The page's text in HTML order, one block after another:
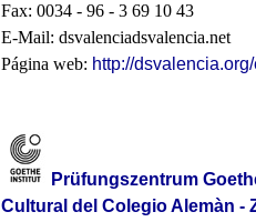
Fax: 0034 - 96 - 3 69 10 43
E-Mail: dsvalenciadsvalencia.net
Página web: http://
Prüfungszentrum
Cultural del Colegio Alemàn -